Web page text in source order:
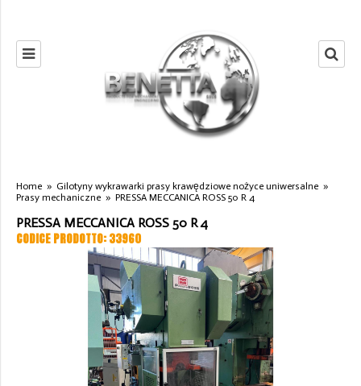
Home » Gilotyny wykrawarki prasy krawędziowe nożyce uniwersalne »
Prasy mechaniczne » PRESSA MECCANICA ROSS 50 R 4
PRESSA MECCANICA ROSS 50 R 4
CODICE PRODOTTO: 33960